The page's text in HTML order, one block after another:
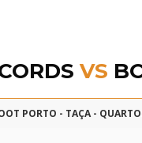
VS
PORTO - TAÇA -